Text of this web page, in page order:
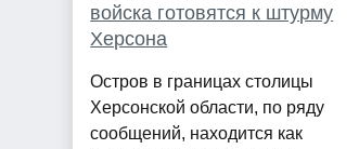
войска готовятся к штурму
Херсона
Остров в границах столицы
Херсонской области, по ряду
сообщений, находится как